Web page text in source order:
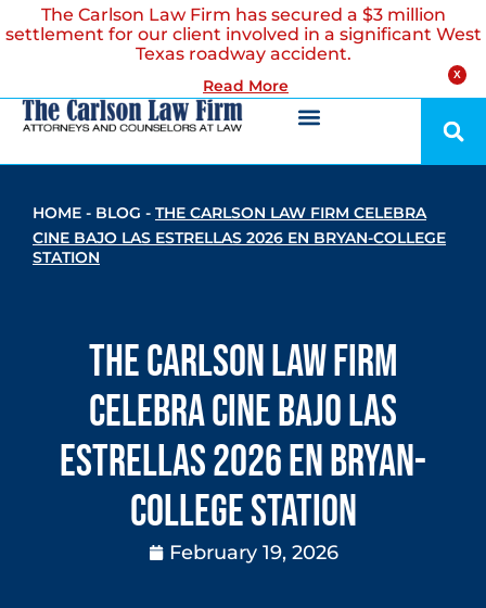
X
The Carlson Law Firm has secured a $3 million
settlement for our client involved in a significant West
Texas roadway accident.
Read More
HOME - BLOG - THE CARLSON LAW FIRM CELEBRA
CINE BAJO LAS ESTRELLAS 2026 EN BRYAN-COLLEGE
STATION
The Carlson Law Firm
celebra cine bajo las
estrellas 2026 en Bryan-
College Station
February 19, 2026